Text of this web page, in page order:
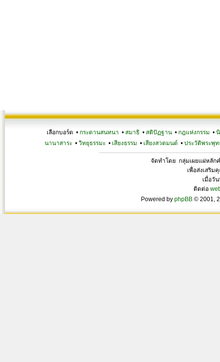
เลือกบอร์ด • กระดานสนทนา • สมาธิ • สติปัฏฐาน • กฎแห่งกรรม •
นานาสาระ •วิทยุธรรมะ • เสียงธรรม • เสียงสวดมนต์ •ประวัติพระพุท
จัดทำโดย กลุ่มเผยแผ่หลัก
เพื่อส่งเสริม
เมื่อวั
ติดต่อ
Powered by phpBB © 2001,